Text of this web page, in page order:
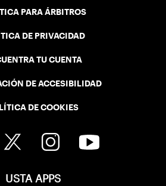
PARA ÁRBITROS
DE PRIVACIDAD
TU CUENTA
DE ACCESIBILIDAD
DE COOKIES
USTA APPS